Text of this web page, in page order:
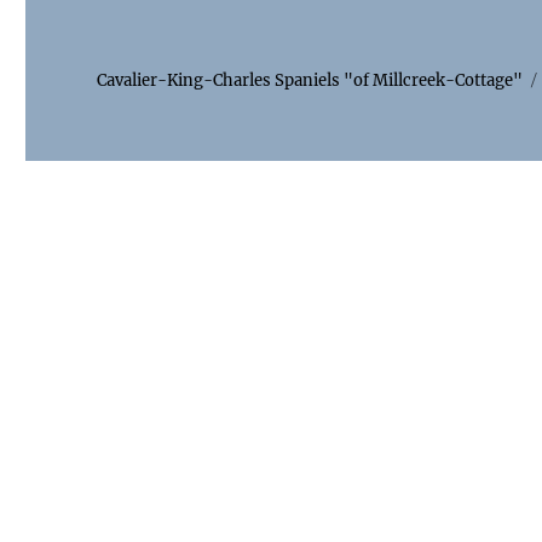
Cavalier-King-Charles Spaniels "of Millcreek-Cottage"